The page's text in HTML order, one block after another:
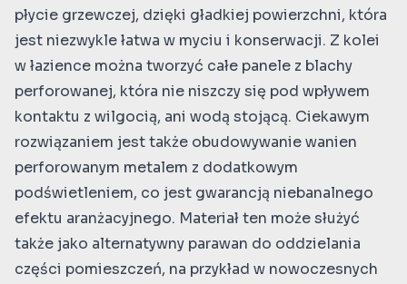
płycie grzewczej, dzięki gładkiej powierzchni, która
jest niezwykle łatwa w myciu i konserwacji. Z kolei
w łazience można tworzyć całe panele z blachy
perforowanej, która nie niszczy się pod wpływem
kontaktu z wilgocią, ani wodą stojącą. Ciekawym
rozwiązaniem jest także obudowywanie wanien
perforowanym metalem z dodatkowym
podświetleniem, co jest gwarancją niebanalnego
efektu aranżacyjnego. Materiał ten może służyć
także jako alternatywny parawan do oddzielania
części pomieszczeń, na przykład w nowoczesnych